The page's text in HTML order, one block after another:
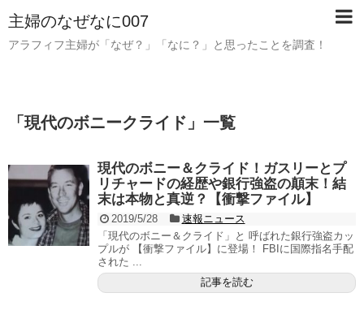
主婦のなぜなに007
アラフィフ主婦が「なぜ？」「なに？」と思ったことを調査！
「 現代のボニークライド 」 一覧
現代のボニー＆クライド！ガスリーとプ
リチャードの経歴や銀行強盗の顛末！結
末は本物と真逆？【衝撃ファイル】
2019/5/28
速報ニュース
「現代のボニー＆クライド」と 呼ばれた銀行強盗カッ
プルが 【衝撃ファイル】に登場！ FBIに国際指名手配
された ...
記事を読む